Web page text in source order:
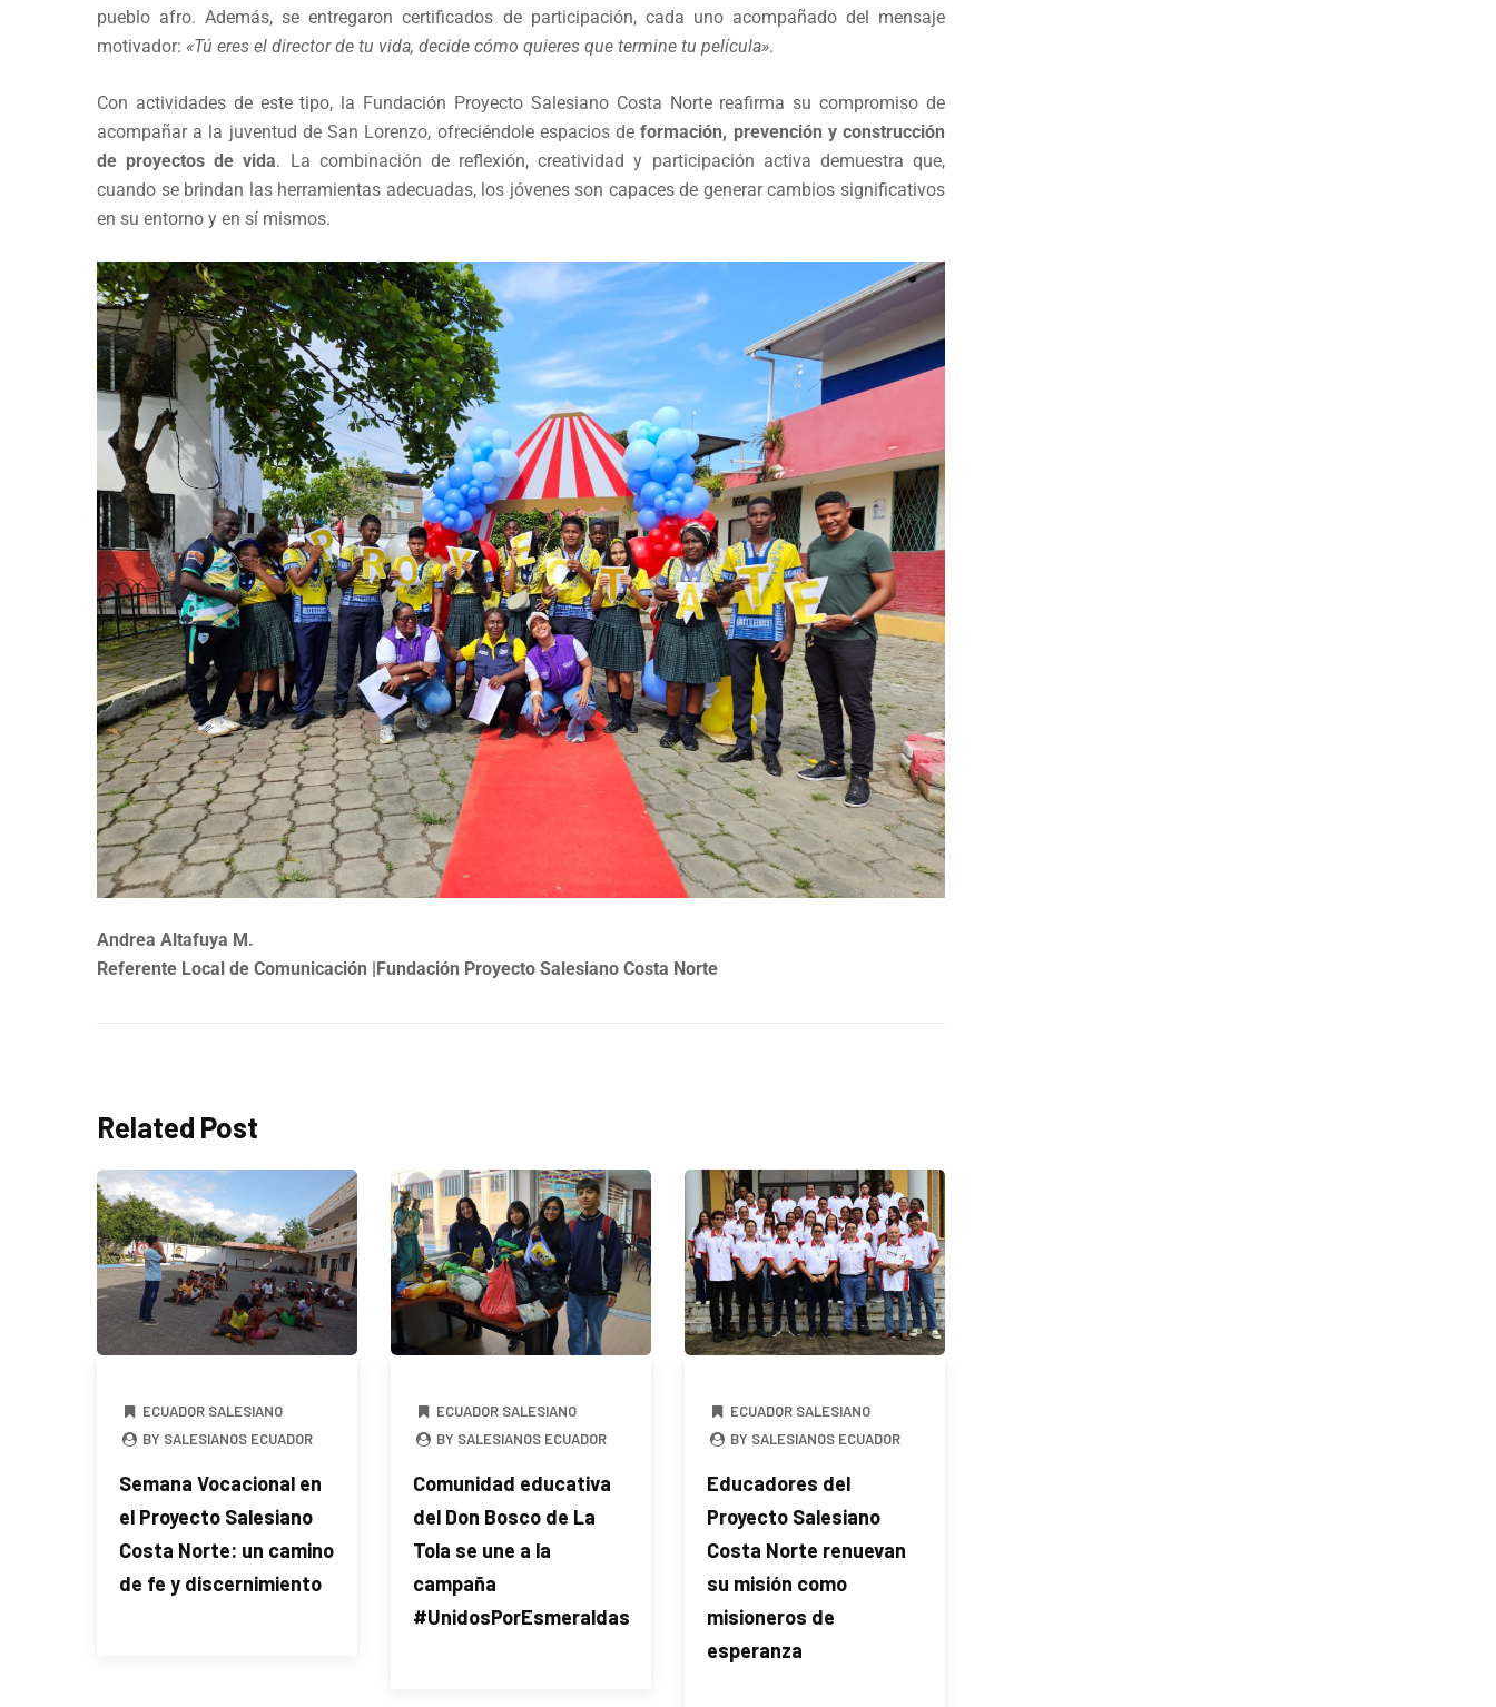
pueblo afro. Además, se entregaron certificados de participación, cada uno acompañado del mensaje
motivador: «Tú eres el director de tu vida, decide cómo quieres que termine tu película».
Con actividades de este tipo, la Fundación Proyecto Salesiano Costa Norte reafirma su compromiso de
acompañar a la juventud de San Lorenzo, ofreciéndole espacios deformación, prevención y construcción
de proyectos de vida. La combinación de reflexión, creatividad y participación activa demuestra que,
cuando se brindan las herramientas adecuadas, los jóvenes son capaces de generar cambios significativos
en su entorno y en sí mismos.
Andrea Altafuya M.
Referente Local de Comunicación |Fundación Proyecto Salesiano Costa Norte
Related Post
ECUADOR SALESIANO
BY SALESIANOS ECUADOR
Semana Vocacional en
el Proyecto Salesiano
Costa Norte: un camino
de fe y discernimiento
ECUADOR SALESIANO
BY SALESIANOS ECUADOR
Comunidad educativa
del Don Bosco de La
Tola se une a la
campaña
#UnidosPorEsmeraldas
ECUADOR SALESIANO
BY SALESIANOS ECUADOR
Educadores del
Proyecto Salesiano
Costa Norte renuevan
su misión como
misioneros de
esperanza